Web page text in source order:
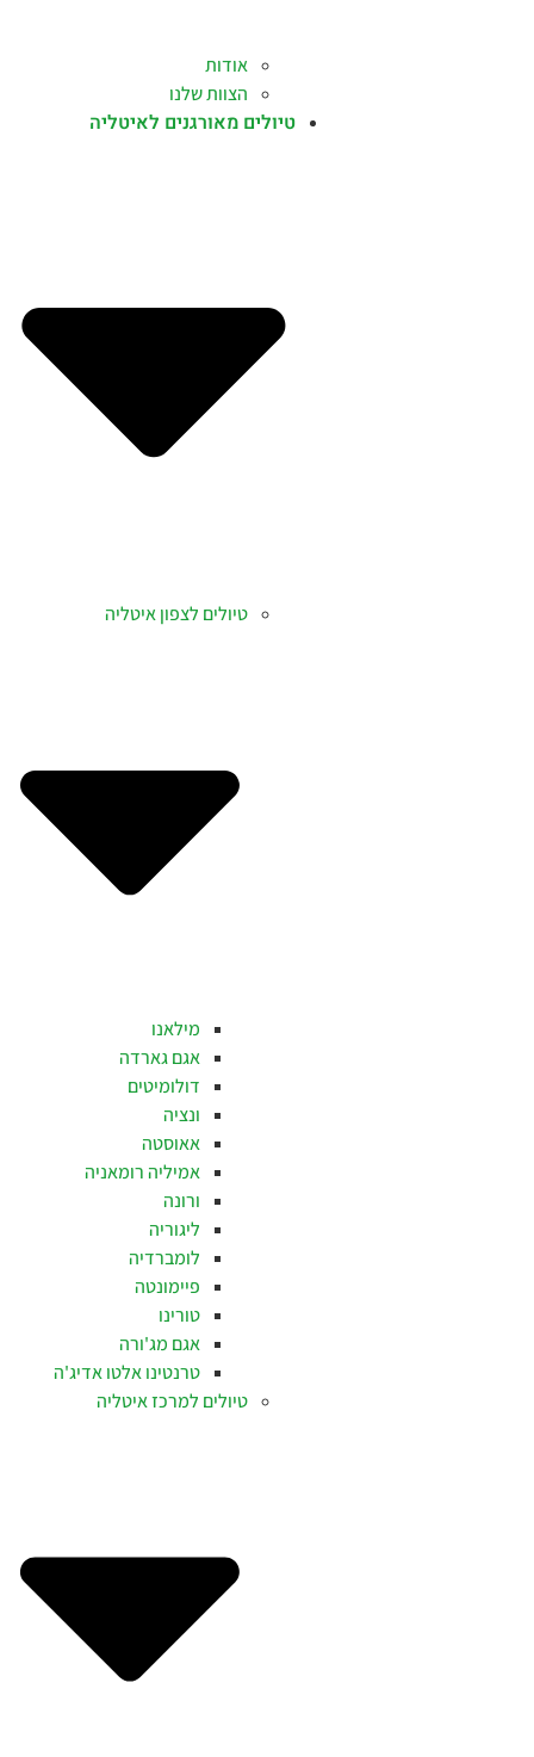
אודות
הצוות שלנו
טיולים מאורגנים לאיטליה
טיולים לצפון איטליה
מילאנו
אגם גארדה
דולומיטים
ונציה
אאוסטה
אמיליה רומאניה
ורונה
ליגוריה
לומברדיה
פיימונטה
טורינו
אגם מג'ורה
טרנטינו אלטו אדיג'ה
טיולים למרכז איטליה